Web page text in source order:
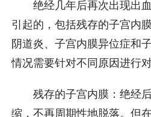
绝经几年后再次出现出血
引起的，包括残存的子宫内
阴道炎、子宫内膜异位症和
情况需要针对不同原因进行对
残存的子宫内膜：绝经后
缩，不再周期性地脱落。但